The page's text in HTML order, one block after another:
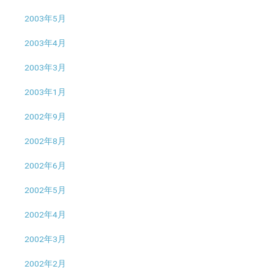
2003年5月
2003年4月
2003年3月
2003年1月
2002年9月
2002年8月
2002年6月
2002年5月
2002年4月
2002年3月
2002年2月